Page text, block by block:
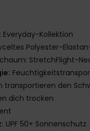
Everyday-Kollektion
Polyester-
StretchFlight-
transportieren den
dich trocken
UPF 50+ Sonnenschutz